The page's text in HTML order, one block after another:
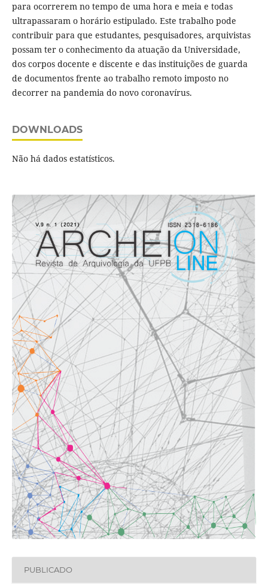
para ocorrerem no tempo de uma hora e meia e todas
ultrapassaram o horário estipulado. Este trabalho pode
contribuir para que estudantes, pesquisadores, arquivistas
possam ter o conhecimento da atuação da Universidade,
dos corpos docente e discente e das instituições de guarda
de documentos frente ao trabalho remoto imposto no
decorrer na pandemia do novo coronavírus.
DOWNLOADS
Não há dados estatísticos.
PUBLICADO